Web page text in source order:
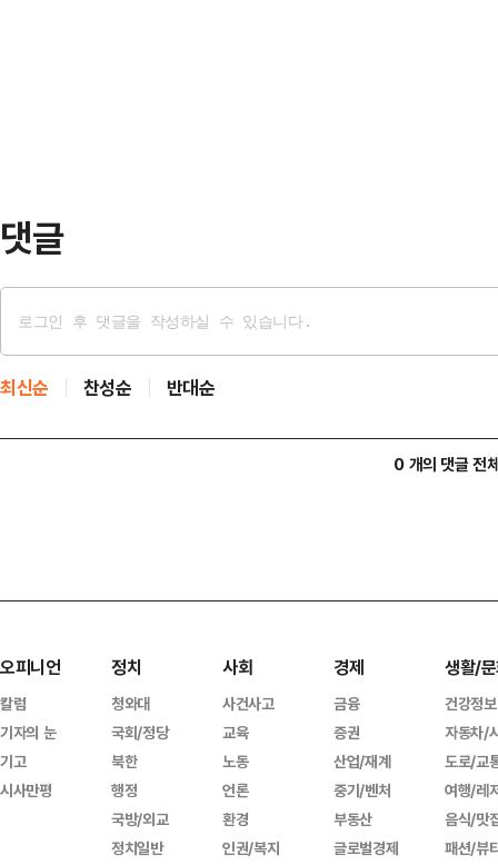
댓글
최신순 찬성순 반대순
0 개의 댓글 전
오피니언
칼럼
기자의 눈
기고
시사만평
정치
청와대
국회/정당
북한
행정
국방/외교
정치일반
사회
사건사고
교육
노동
언론
환경
인권/복지
경제
금융
증권
산업/재계
중기/벤처
부동산
글로벌경제
생활/
건강정보
자동차/
도로/교
여행/레
음식/맛
패션/뷰